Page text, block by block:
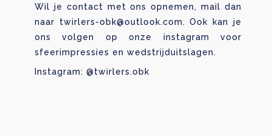
Wil je contact met ons opnemen, mail dan
naar twirlers-obk@outlook.com. Ook kan je
ons volgen op onze instagram voor
sfeerimpressies en wedstrijduitslagen.
Instagram: @twirlers.obk